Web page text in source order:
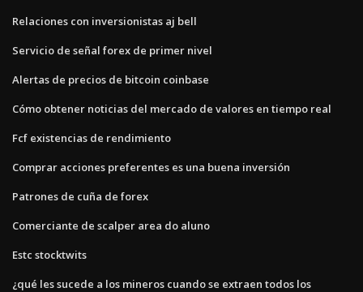
Relaciones con inversionistas aj bell
Servicio de señal forex de primer nivel
Alertas de precios de bitcoin coinbase
Cómo obtener noticias del mercado de valores en tiempo real
Fcf existencias de rendimiento
Comprar acciones preferentes es una buena inversión
Patrones de cuña de forex
Comerciante de scalper area do aluno
Estc stocktwits
¿qué les sucede a los mineros cuando se extraen todos los